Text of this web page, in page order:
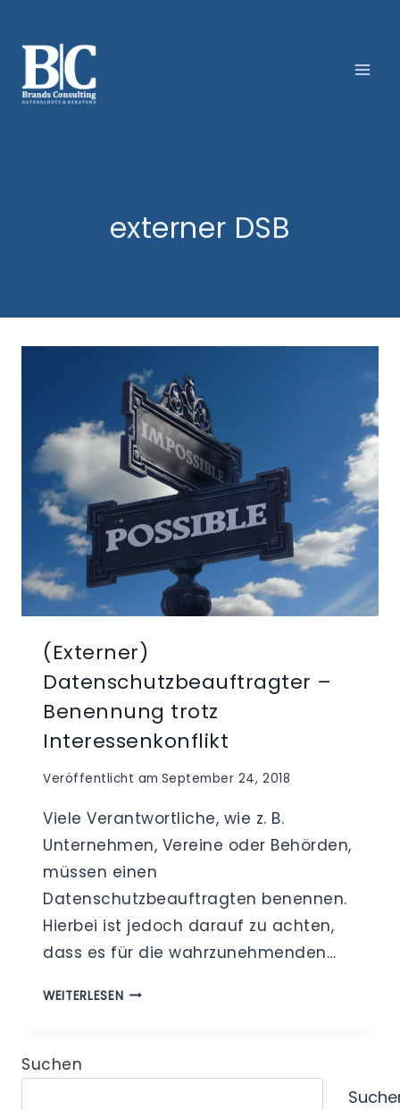
Inhalt
springen
externer DSB
(Externer)
Datenschutzbeauftragter –
Benennung trotz
Interessenkonflikt
Veröffentlicht am September 24, 2018
Viele Verantwortliche, wie z. B.
Unternehmen, Vereine oder Behörden,
müssen einen
Datenschutzbeauftragten benennen.
Hierbei ist jedoch darauf zu achten,
dass es für die wahrzunehmenden…
WEITERLESEN(EXTERNER)
TROTZ
Suchen